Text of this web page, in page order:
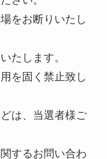
をお断りいたし
たします。
を固く禁止致し
は、当選者様ご
するお問い合わ